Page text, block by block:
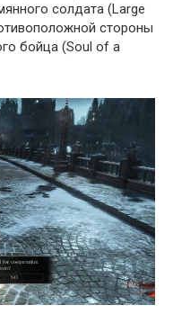
солдата (Large
стороны
бойца (Soul of a